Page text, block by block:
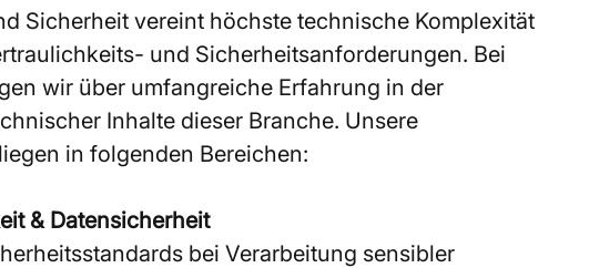
Sicherheit vereint höchste technische Komplexität
und Sicherheitsanforderungen. Bei
wir über umfangreiche Erfahrung in der
Inhalte dieser Branche. Unsere
in folgenden Bereichen:
& Datensicherheit
bei Verarbeitung sensibler